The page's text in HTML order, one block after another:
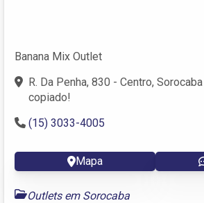
Banana Mix Outlet
R. Da Penha, 830 - Centro,
copiado!
(15) 3033-4005
Mapa
Outlets em Sorocaba